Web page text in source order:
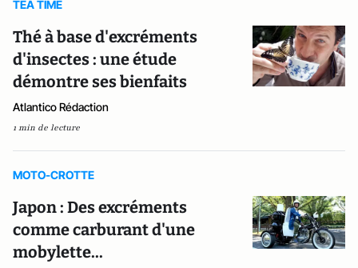
TEA TIME
Thé à base d'excréments
d'insectes : une étude
démontre ses bienfaits
Atlantico Rédaction
1 min de lecture
MOTO-CROTTE
Japon : Des excréments
comme carburant d'une
mobylette...